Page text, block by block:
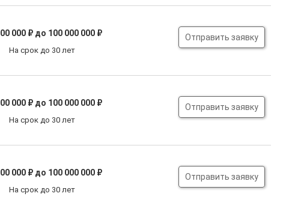
000 ₽ до 100 000 000 ₽
На срок до 30 лет
Отправить заявку
000 ₽ до 100 000 000 ₽
На срок до 30 лет
Отправить заявку
000 ₽ до 100 000 000 ₽
На срок до 30 лет
Отправить заявку